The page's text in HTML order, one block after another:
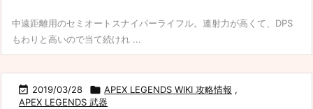
中遠距離用のセミオートスナイパーライフル。連射力が高くて、DPS
もわりと高いので当て続けれ ...
 2019/03/28  APEX LEGENDS WIKI 攻略情報 ,
APEX LEGENDS 武器